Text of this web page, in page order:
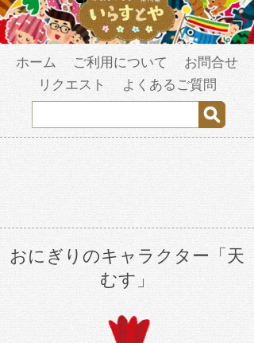
ホーム ご利用について
お問合せ
リクエスト
よくあるご質問
おにぎりのキャラクター「天
むす」